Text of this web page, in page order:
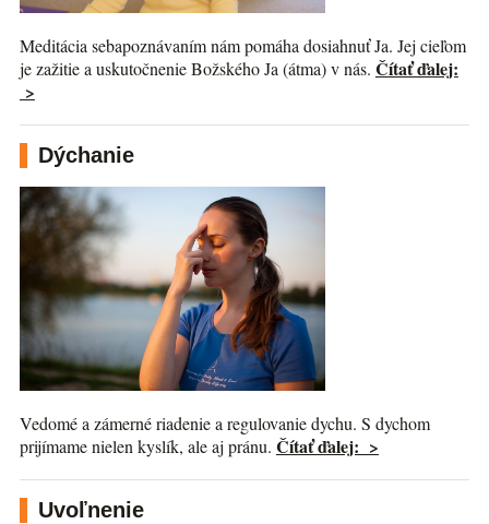
Meditácia sebapoznávaním nám pomáha dosiahnuť Ja. Jej cieľom
je zažitie a uskutočnenie Božského Ja (átma) v nás. Čítať ďalej:
>
Dýchanie
Vedomé a zámerné riadenie a regulovanie dychu. S dychom
prijímame nielen kyslík, ale aj pránu. Čítať ďalej: >
Uvoľnenie